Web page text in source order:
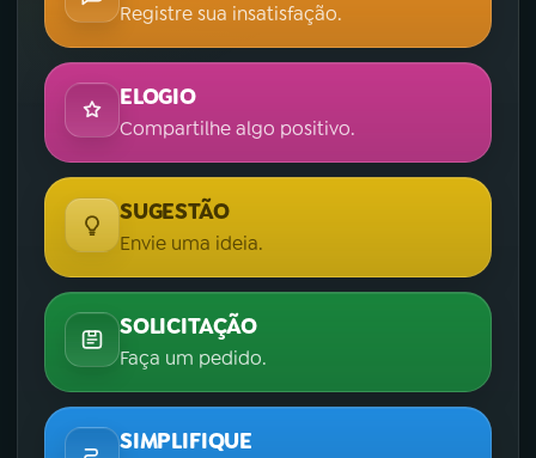
Registre sua insatisfação.
ELOGIO
Compartilhe algo positivo.
SUGESTÃO
Envie uma ideia.
SOLICITAÇÃO
Faça um pedido.
SIMPLIFIQUE